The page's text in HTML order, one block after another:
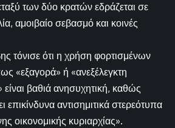
των δύο κρατών εδράζεται σε
αμοιβαίο σεβασμό και κοινές
τόνισε ότι η χρήση φορτισμένων
«εξαγορά» ή «ανεξέλεγκτη
είναι βαθιά ανησυχητική, καθώς
επικίνδυνα αντισημιτικά στερεότυπα
οικονομικής κυριαρχίας».